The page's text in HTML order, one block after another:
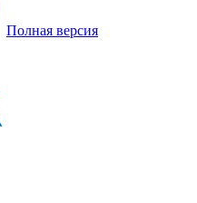
Полная версия